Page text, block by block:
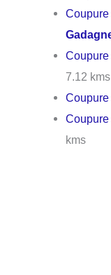
7.12 kms
Coupure
kms